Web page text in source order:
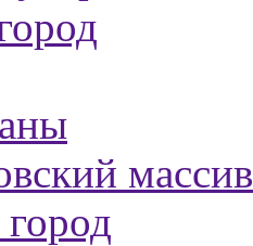
массив